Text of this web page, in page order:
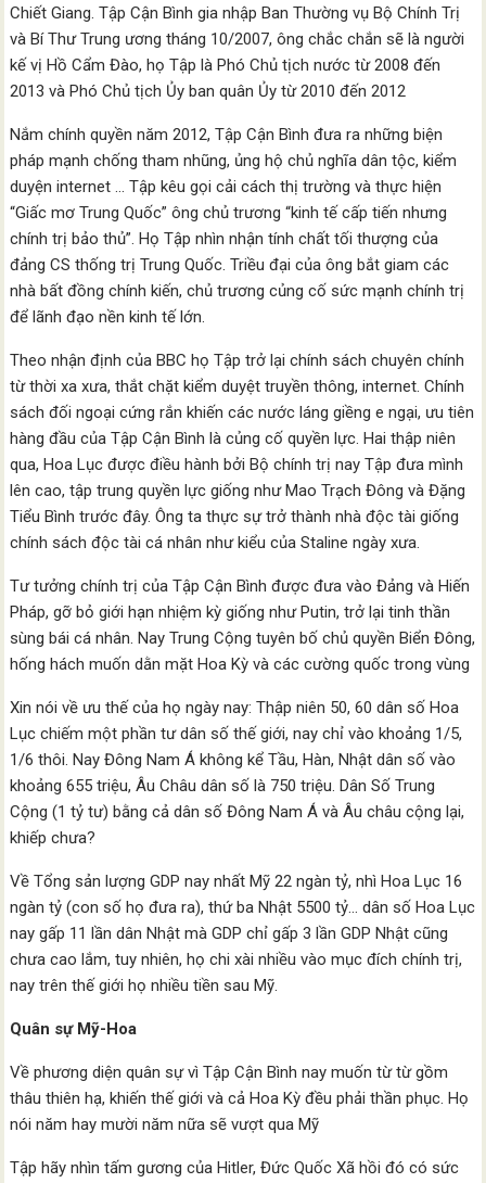
Chiết Giang. Tập Cận Bình gia nhập Ban Thường vụ Bộ Chính Trị
và Bí Thư Trung ương tháng 10/2007, ông chắc chắn sẽ là người
kế vị Hồ Cẩm Đào, họ Tập là Phó Chủ tịch nước từ 2008 đến
2013 và Phó Chủ tịch Ủy ban quân Ủy từ 2010 đến 2012
Nắm chính quyền năm 2012, Tập Cận Bình đưa ra những biện
pháp mạnh chống tham nhũng, ủng hộ chủ nghĩa dân tộc, kiểm
duyện internet … Tập kêu gọi cải cách thị trường và thực hiện
“Giấc mơ Trung Quốc” ông chủ trương “kinh tế cấp tiến nhưng
chính trị bảo thủ”. Họ Tập nhìn nhận tính chất tối thượng của
đảng CS thống trị Trung Quốc. Triều đại của ông bắt giam các
nhà bất đồng chính kiến, chủ trương củng cố sức mạnh chính trị
để lãnh đạo nền kinh tế lớn.
Theo nhận định của BBC họ Tập trở lại chính sách chuyên chính
từ thời xa xưa, thắt chặt kiểm duyệt truyền thông, internet. Chính
sách đối ngoại cứng rắn khiến các nước láng giềng e ngại, ưu tiên
hàng đầu của Tập Cận Bình là củng cố quyền lực. Hai thập niên
qua, Hoa Lục được điều hành bởi Bộ chính trị nay Tập đưa mình
lên cao, tập trung quyền lực giống như Mao Trạch Đông và Đặng
Tiểu Bình trước đây. Ông ta thực sự trở thành nhà độc tài giống
chính sách độc tài cá nhân như kiểu của Staline ngày xưa.
Tư tưởng chính trị của Tập Cận Bình được đưa vào Đảng và Hiến
Pháp, gỡ bỏ giới hạn nhiệm kỳ giống như Putin, trở lại tinh thần
sùng bái cá nhân. Nay Trung Cộng tuyên bố chủ quyền Biển Đông,
hống hách muốn dằn mặt Hoa Kỳ và các cường quốc trong vùng
Xin nói về ưu thế của họ ngày nay: Thập niên 50, 60 dân số Hoa
Lục chiếm một phần tư dân số thế giới, nay chỉ vào khoảng 1/5,
1/6 thôi. Nay Đông Nam Á không kể Tầu, Hàn, Nhật dân số vào
khoảng 655 triệu, Âu Châu dân số là 750 triệu. Dân Số Trung
Cộng (1 tỷ tư) bằng cả dân số Đông Nam Á và Âu châu cộng lại,
khiếp chưa?
Về Tổng sản lượng GDP nay nhất Mỹ 22 ngàn tỷ, nhì Hoa Lục 16
ngàn tỷ (con số họ đưa ra), thứ ba Nhật 5500 tỷ… dân số Hoa Lục
nay gấp 11 lần dân Nhật mà GDP chỉ gấp 3 lần GDP Nhật cũng
chưa cao lắm, tuy nhiên, họ chi xài nhiều vào mục đích chính trị,
nay trên thế giới họ nhiều tiền sau Mỹ.
Quân sự Mỹ-Hoa
Về phương diện quân sự vì Tập Cận Bình nay muốn từ từ gồm
thâu thiên hạ, khiến thế giới và cả Hoa Kỳ đều phải thần phục. Họ
nói năm hay mười năm nữa sẽ vượt qua Mỹ
Tập hãy nhìn tấm gương của Hitler, Đức Quốc Xã hồi đó có sức